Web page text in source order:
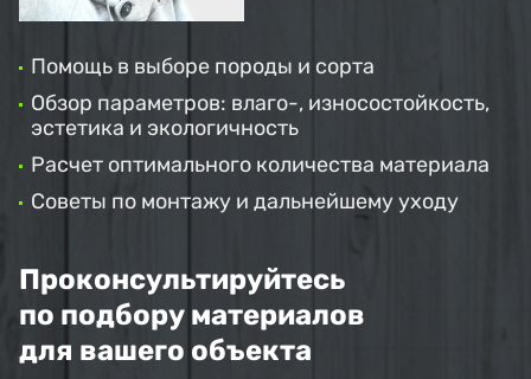
Помощь в выборе породы и сорта
Обзор параметров: влаго-, износостойкость,
эстетика и экологичность
Расчет оптимального количества материала
Советы по монтажу и дальнейшему уходу
Проконсультируйтесь
по подбору материалов
для вашего объекта